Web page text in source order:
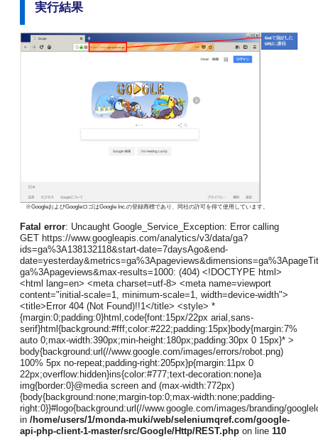
実行結果
※GoogleおよびGoogleロゴはGoogle Inc.の登録商標であり、同社の許可を得て使用しています。
Fatal error: Uncaught Google_Service_Exception: Error calling
GET https://www.googleapis.com/analytics/v3/data/ga?
ids=ga%3A138132118&start-date=7daysAgo&end-
ga%3Apageviews&max-results=1000: (404) <!DOCTYPE html>
<html lang=en> <meta charset=utf-8> <meta name=viewport
content="initial-scale=1, minimum-scale=1, width=device-width">
<title>Error 404 (Not Found)!!1</title> <style> *
{margin:0;padding:0}html,code{font:15px/22px arial,sans-
serif}html{background:#fff;color:#222;padding:15px}body{margin:7%
auto 0;max-width:390px;min-height:180px;padding:30px 0 15px}* >
body{background:url(//www.google.com/images/errors/robot.png)
100% 5px no-repeat;padding-right:205px}p{margin:11px 0
22px;overflow:hidden}ins{color:#777;text-decoration:none}a
img{border:0}@media screen and (max-width:772px)
{body{background:none;margin-top:0;max-width:none;padding-
right:0}}#logo{background:url(//www.google.com/images/branding/
in/home/users/1/monda-muki/web/seleniumqref.com/google-
api-php-client-1-master/src/Google/Http/REST.php on line 110